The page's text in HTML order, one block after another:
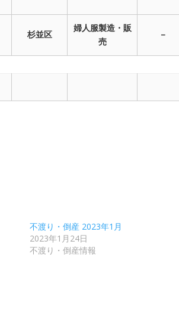
杉並区
婦人服製造・販
売
－
不渡り・倒産 2023年1月
2023年1月24日
不渡り・倒産情報